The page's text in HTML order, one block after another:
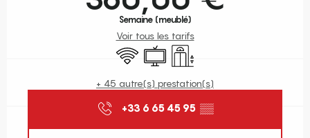
Semaine (meublé)
Voir tous les tarifs
WiFi TélévisionAscenseur
+ 45 autre(s) prestation(s)
+33 6 65 45 95 ▒▒